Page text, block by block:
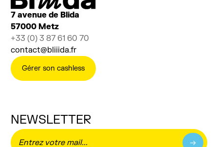
7 avenue de Blida
57000 Metz
+33 (0) 3 87 61 60 70
contact@bliiida.fr
Gérer son cashless
NEWSLETTER